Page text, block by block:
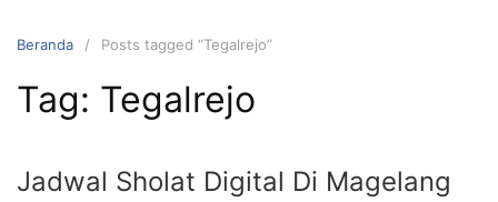
Beranda Posts tagged “Tegalrejo”
Tag: Tegalrejo
Jadwal Sholat Digital Di Magelang